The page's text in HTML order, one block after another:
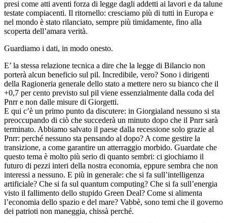
presi come atti aventi forza di legge dagli addetti ai lavori e da talune
testate compiacenti. Il ritornello: cresciamo più di tutti in Europa e
nel mondo è stato rilanciato, sempre più timidamente, fino alla
scoperta dell’amara verità.
Guardiamo i dati, in modo onesto.
E’ la stessa relazione tecnica a dire che la legge di Bilancio non
porterà alcun beneficio sul pil. Incredibile, vero? Sono i dirigenti
della Ragioneria generale dello stato a mettere nero su bianco che il
+0,7 per cento previsto sul pil viene essenzialmente dalla coda del
Pnrr e non dalle misure di Giorgetti.
E qui c’è un primo punto da discutere: in Giorgialand nessuno si sta
preoccupando di ciò che succederà un minuto dopo che il Pnrr sarà
terminato. Abbiamo salvato il paese dalla recessione solo grazie al
Pnrr: perché nessuno sta pensando al dopo? A come gestire la
transizione, a come garantire un atterraggio morbido. Guardate che
questo tema è molto più serio di quanto sembri: ci giochiamo il
futuro di pezzi interi della nostra economia, eppure sembra che non
interessi a nessuno. E più in generale: che si fa sull’intelligenza
artificiale? Che si fa sul quantum computing? Che si fa sull’energia
visto il fallimento dello stupido Green Deal? Come si alimenta
l’economia dello spazio e del mare? Vabbè, sono temi che il governo
dei patrioti non maneggia, chissà perché.